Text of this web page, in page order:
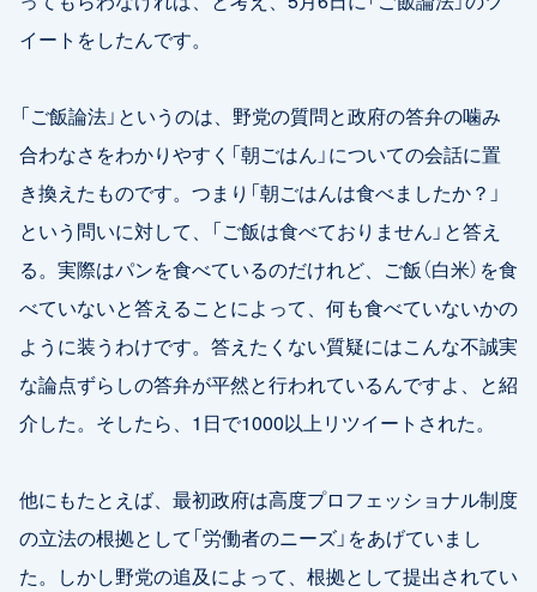
イートをしたんです。
「ご飯論法」というのは、野党の質問と政府の答弁の噛み
合わなさをわかりやすく「朝ごはん」についての会話に置
き換えたものです。つまり「朝ごはんは食べましたか？」
という問いに対して、「ご飯は食べておりません」と答え
る。実際はパンを食べているのだけれど、ご飯（白米）を食
べていないと答えることによって、何も食べていないかの
ように装うわけです。答えたくない質疑にはこんな不誠実
な論点ずらしの答弁が平然と行われているんですよ、と紹
介した。そしたら、1日で1000以上リツイートされた。
他にもたとえば、最初政府は高度プロフェッショナル制度
の立法の根拠として「労働者のニーズ」をあげていまし
た。しかし野党の追及によって、根拠として提出されてい